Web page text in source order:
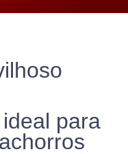
para